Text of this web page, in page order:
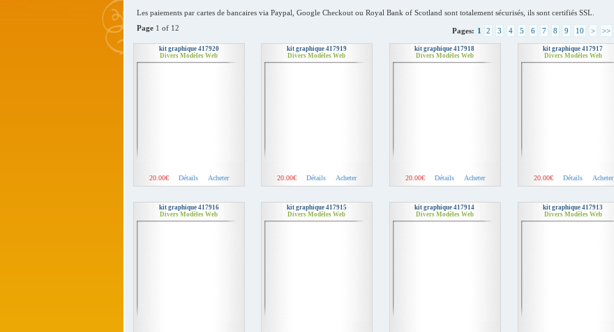
Les paiements par cartes de bancaires via Paypal, Google Checkout ou Royal Bank of Scotland sont totalement sécurisés, ils sont certifiés SSL.
Page 1 of 12 Pages: 1 2 3 4 5 6 7 8 9 10 > >>
kit graphique 417920
Divers Modèles Web
20.00€ Détails Acheter
kit graphique 417919
Divers Modèles Web
20.00€ Détails Acheter
kit graphique 417918
Divers Modèles Web
20.00€ Détails Acheter
kit graphique 417917
Divers Modèles Web
20.00€ Détails Acheter
kit graphique 417916
Divers Modèles Web
kit graphique 417915
Divers Modèles Web
kit graphique 417914
Divers Modèles Web
kit graphique 417913
Divers Modèles Web